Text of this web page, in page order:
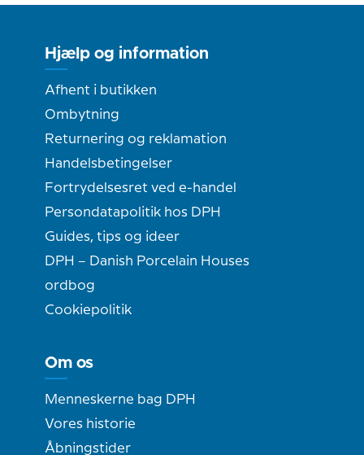
Hjælp og information
Afhent i butikken
Ombytning
Returnering og reklamation
Handelsbetingelser
Fortrydelsesret ved e-handel
Persondatapolitik hos DPH
Guides, tips og ideer
DPH – Danish Porcelain Houses
ordbog
Cookiepolitik
Om os
Menneskerne bag DPH
Vores historie
Åbningstider